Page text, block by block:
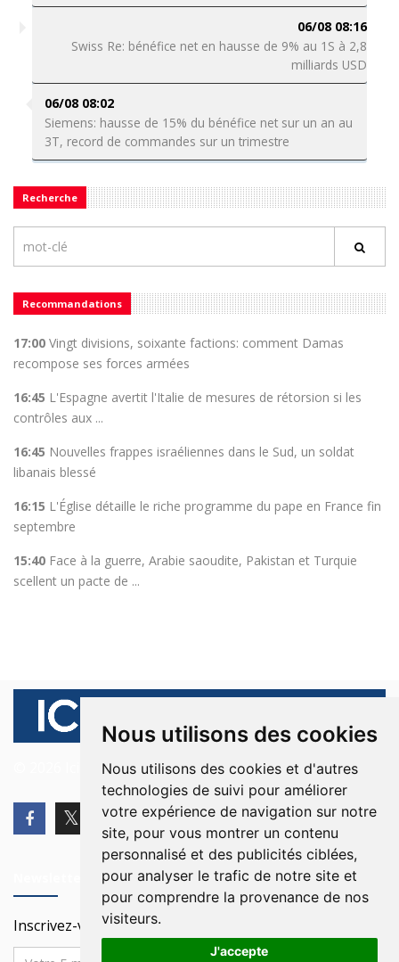
Nous utilisons des cookies
Nous utilisons des cookies et d'autres
technologies de suivi pour améliorer
votre expérience de navigation sur notre
site, pour vous montrer un contenu
personnalisé et des publicités ciblées,
pour analyser le trafic de notre site et
pour comprendre la provenance de nos
visiteurs.
J'accepte
06/08 08:16
Swiss Re: bénéfice net en hausse de 9% au 1S à 2,8
milliards USD
06/08 08:02
Siemens: hausse de 15% du bénéfice net sur un an au
3T, record de commandes sur un trimestre
Recherche
Recommandations
17:00 Vingt divisions, soixante factions: comment Damas
recompose ses forces armées
16:45 L'Espagne avertit l'Italie de mesures de rétorsion si les
contrôles aux ...
16:45 Nouvelles frappes israéliennes dans le Sud, un soldat
libanais blessé
16:15 L'Église détaille le riche programme du pape en France fin
septembre
15:40 Face à la guerre, Arabie saoudite, Pakistan et Turquie
scellent un pacte de ...
© 2026 Ici Beyrouth. Tous les droits sont réservés.
Inscrivez-vous à notre Newsletter